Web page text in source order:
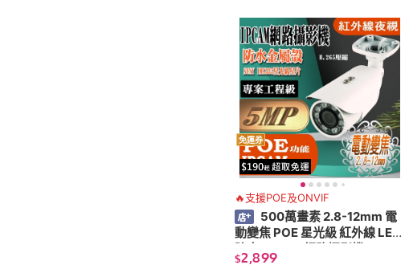
免運券
🔥支援POE及ONVIF
500萬畫素 2.8-12mm 電
動變焦 POE 星光級 紅外線 LED
防水 IPCAM 網路攝影機 5MP
監視器
$2,899